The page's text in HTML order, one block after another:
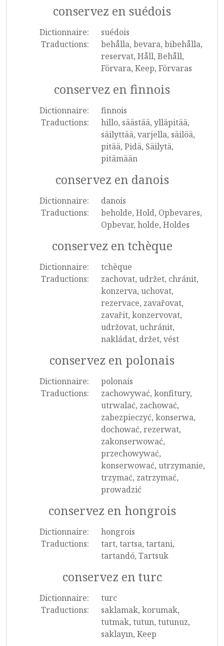
conservez en suédois
Dictionnaire:
suédois
Traductions:
behålla, bevara, bibehålla,
reservat, Håll, Behåll,
Förvara, Keep, Förvaras
conservez en finnois
Dictionnaire:
finnois
Traductions:
hillo, säästää, ylläpitää,
säilyttää, varjella, säilöä,
pitää, Pidä, Säilytä,
pitämään
conservez en danois
Dictionnaire:
danois
Traductions:
beholde, Hold, Opbevares,
Opbevar, holde, Holdes
conservez en tchèque
Dictionnaire:
tchèque
Traductions:
zachovat, udržet, chránit,
konzerva, uchovat,
rezervace, zavařovat,
zavařit, konzervovat,
udržovat, uchránit,
nakládat, držet, vést
conservez en polonais
Dictionnaire:
polonais
Traductions:
zachowywać, konfitury,
utrwalać, zachować,
zabezpieczyć, konserwa,
dochować, rezerwat,
zakonserwować,
przechowywać,
konserwować, utrzymanie,
trzymać, zatrzymać,
prowadzić
conservez en hongrois
Dictionnaire:
hongrois
Traductions:
tart, tartsa, tartani,
tartandó, Tartsuk
conservez en turc
Dictionnaire:
turc
Traductions:
saklamak, korumak,
tutmak, tutun, tutunuz,
saklayın, Keep